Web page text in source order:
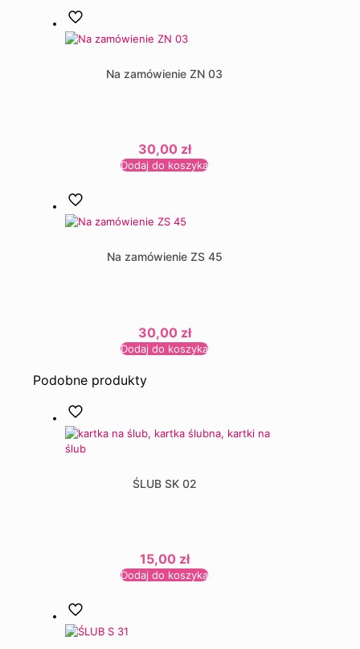
Na zamówienie ZN 03
30,00 zł
Dodaj do koszyka
Na zamówienie ZS 45
30,00 zł
Dodaj do koszyka
Podobne produkty
ŚLUB SK 02
15,00 zł
Dodaj do koszyka